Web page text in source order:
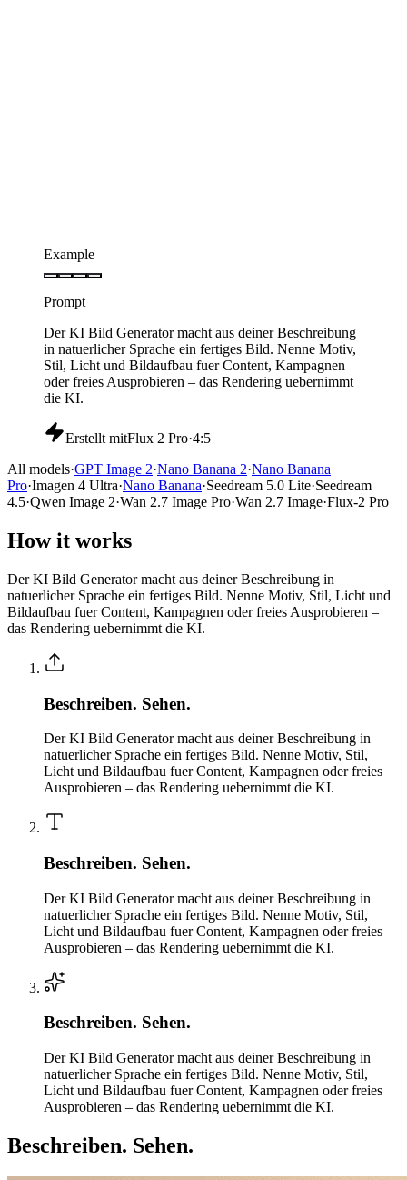
Example
Prompt
Der KI Bild Generator macht aus deiner Beschreibung
in natuerlicher Sprache ein fertiges Bild. Nenne Motiv,
Stil, Licht und Bildaufbau fuer Content, Kampagnen
oder freies Ausprobieren – das Rendering uebernimmt
die KI.
Erstellt mitFlux 2 Pro·4:5
All models·GPT Image 2·Nano Banana 2·Nano Banana
Pro·Imagen 4 Ultra·Nano Banana·Seedream 5.0 Lite·Seedream
4.5·Qwen Image 2·Wan 2.7 Image Pro·Wan 2.7 Image·Flux-2 Pro
How it works
Der KI Bild Generator macht aus deiner Beschreibung in
natuerlicher Sprache ein fertiges Bild. Nenne Motiv, Stil, Licht und
Bildaufbau fuer Content, Kampagnen oder freies Ausprobieren –
das Rendering uebernimmt die KI.
Beschreiben. Sehen.
Der KI Bild Generator macht aus deiner Beschreibung in
natuerlicher Sprache ein fertiges Bild. Nenne Motiv, Stil,
Licht und Bildaufbau fuer Content, Kampagnen oder freies
Ausprobieren – das Rendering uebernimmt die KI.
Beschreiben. Sehen.
Der KI Bild Generator macht aus deiner Beschreibung in
natuerlicher Sprache ein fertiges Bild. Nenne Motiv, Stil,
Licht und Bildaufbau fuer Content, Kampagnen oder freies
Ausprobieren – das Rendering uebernimmt die KI.
Beschreiben. Sehen.
Der KI Bild Generator macht aus deiner Beschreibung in
natuerlicher Sprache ein fertiges Bild. Nenne Motiv, Stil,
Licht und Bildaufbau fuer Content, Kampagnen oder freies
Ausprobieren – das Rendering uebernimmt die KI.
Beschreiben. Sehen.